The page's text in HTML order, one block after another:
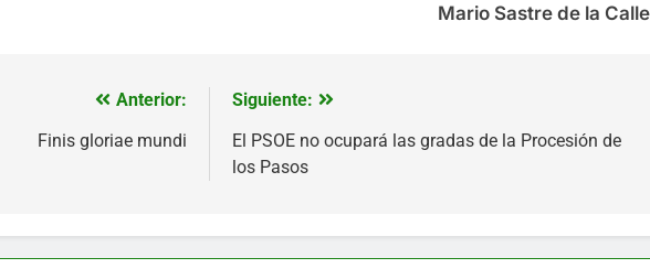
Mario Sastre de la Calle
Anterior:
Finis gloriae mundi
Siguiente:
El PSOE no ocupará las gradas de la Procesión de
los Pasos